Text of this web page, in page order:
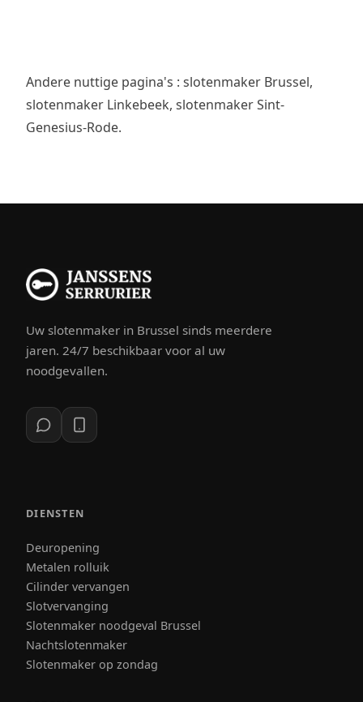
Andere nuttige pagina's : slotenmaker Brussel,
slotenmaker Linkebeek, slotenmaker Sint-
Genesius-Rode.
Uw slotenmaker in Brussel sinds meerdere
jaren. 24/7 beschikbaar voor al uw
noodgevallen.
DIENSTEN
Deuropening
Metalen rolluik
Cilinder vervangen
Slotvervanging
Slotenmaker noodgeval Brussel
Nachtslotenmaker
Slotenmaker op zondag